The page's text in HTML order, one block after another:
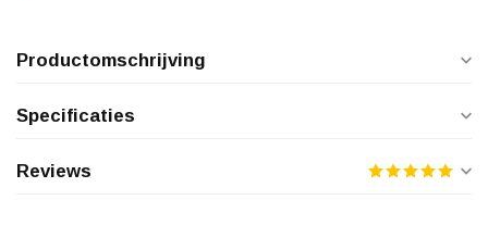
Productomschrijving
Specificaties
Reviews